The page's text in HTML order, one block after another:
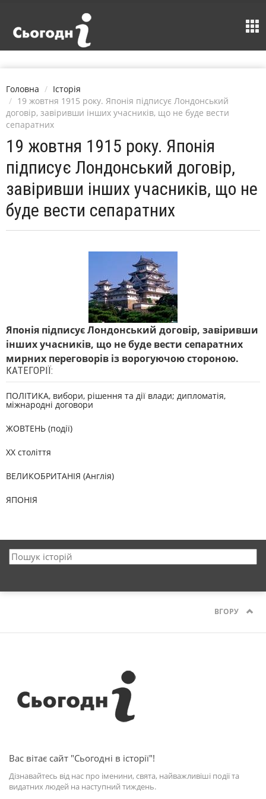
Головна
Історія
19 жовтня 1915 року. Японія підписує Лондонський
договір, завіривши інших учасників, що не буде вести
сепаратних
19 жовтня 1915 року. Японія
підписує Лондонський договір,
завіривши інших учасників, що не
буде вести сепаратних
Японія підписує Лондонський договір, завіривши
інших учасників, що не буде вести сепаратних
мирних переговорів із ворогуючою стороною.
КАТЕГОРІЇ:
ПОЛІТИКА, вибори, рішення та дії влади; дипломатія,
міжнародні договори
ЖОВТЕНЬ (події)
XX століття
ВЕЛИКОБРИТАНІЯ (Англія)
ЯПОНІЯ
ВГОРУ
Вас вітає сайт "Сьогодні в історії"!
Дізнавайтесь від нас про іменини, свята, найважливіші події та
видатних людей на наступний тиждень.